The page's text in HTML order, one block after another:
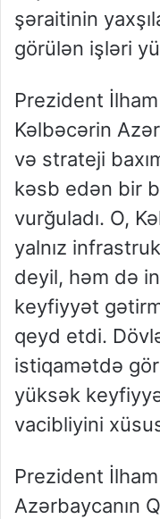
şəraitinin
görülən işləri
Prezident İlham
Kəlbəcərin
və strateji
kəsb edən bir
vurğuladı. O,
yalnız
deyil, həm də
keyfiyyət
qeyd etdi.
istiqamətdə
yüksək
vacibliyini
Prezident
Azərbaycanın